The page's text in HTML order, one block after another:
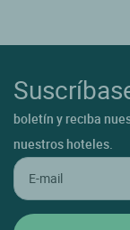
boletín y reciba
nuestros hoteles.